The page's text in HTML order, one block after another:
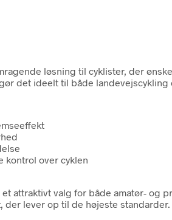
løsning til cyklister, der
det ideelt til både
kontrol over cyklen
attraktivt valg for både amatør- og
lever op til de højeste standarder.